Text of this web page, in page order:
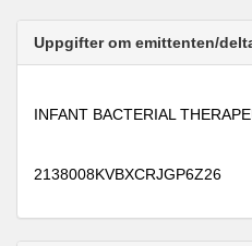
Uppgifter om emittenten/
INFANT BACTERIAL
2138008KVBXCRJGP6Z26